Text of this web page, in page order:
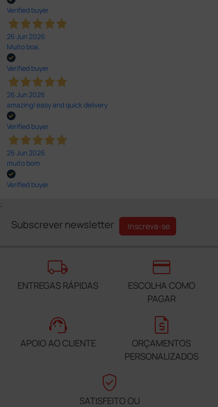
Verified buyer
26 Jun 2026
Muito boa.
Verified buyer
26 Jun 2026
amazing! easy and quick delivery
Verified buyer
26 Jun 2026
muito bom
Verified buyer
;
Subscrever newsletter Inscreva-se
local_shipping
ENTREGAS RÁPIDAS
credit_card
ESCOLHA COMO
PAGAR
support_agent
APOIO AO CLIENTE
request_quote
ORÇAMENTOS
PERSONALIZADOS
verified_user
SATISFEITO OU